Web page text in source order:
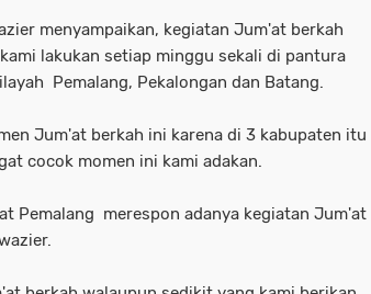
menyampaikan, kegiatan Jum'at berkah
lakukan setiap minggu sekali di pantura
Pemalang, Pekalongan dan Batang.
Jum'at berkah ini karena di 3 kabupaten itu
cocok momen ini kami adakan.
Pemalang merespon adanya kegiatan Jum'at